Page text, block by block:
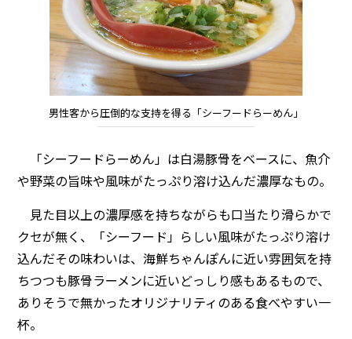
男性客から圧倒的な支持を得る「シーフードらーめん」
「シーフードらーめん」は白湯豚骨をベースに、魚介
や野菜の旨味や風味がたっぷり溶け込んだ濃厚なもの。
見た目以上の濃厚感を持ちながらも口当たり滑らかで
クセが無く、「シーフード」らしい風味がたっぷり溶け
込んだその味わいは、海鮮ちゃんぽんに近い雰囲気を持
ちつつも豚骨ラーメンに近いどっしり感もあるもので、
ありそうで無かったオリジナリティのある食べやすい一
杯。